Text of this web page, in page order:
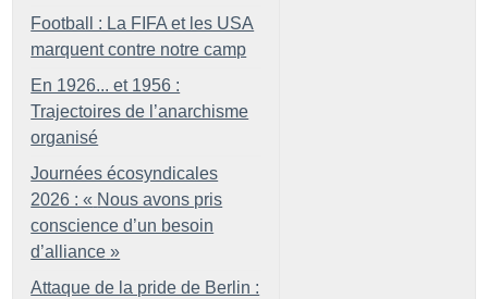
Football : La FIFA et les USA
marquent contre notre camp
En 1926... et 1956 :
Trajectoires de l’anarchisme
organisé
Journées écosyndicales
2026 : « Nous avons pris
conscience d’un besoin
d’alliance »
Attaque de la pride de Berlin :